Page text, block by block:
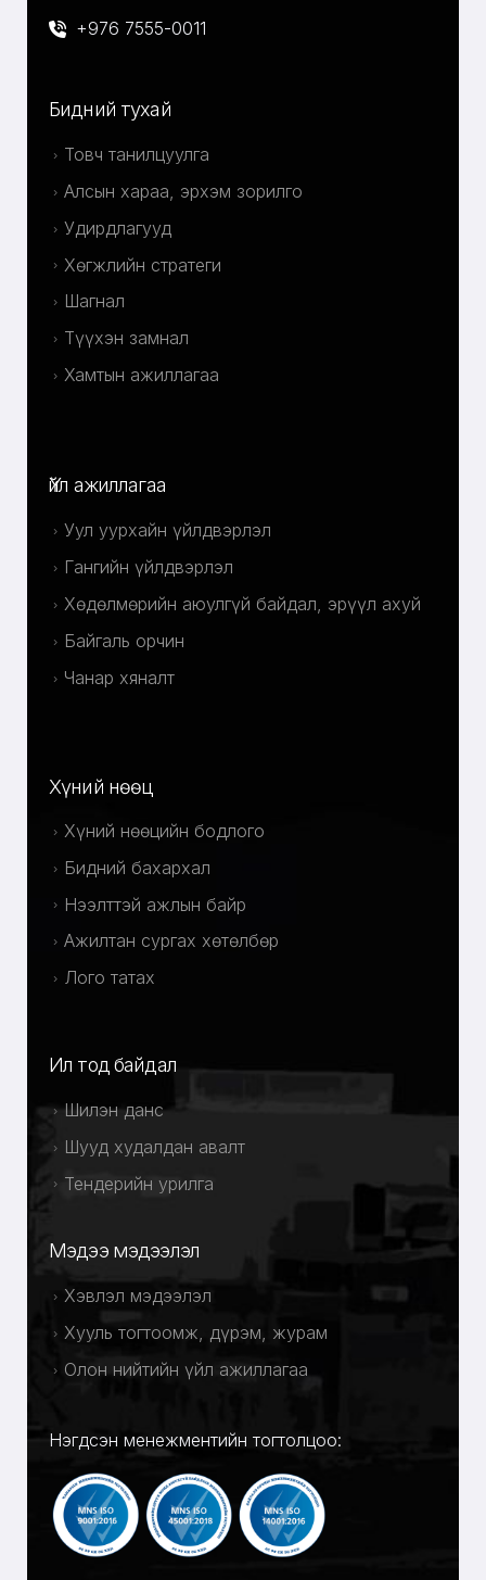
+976 7555-0011
Бидний тухай
Товч танилцуулга
Алсын хараа, эрхэм зорилго
Удирдлагууд
Хөгжлийн стратеги
Шагнал
Түүхэн замнал
Хамтын ажиллагаа
Үйл ажиллагаа
Уул уурхайн үйлдвэрлэл
Гангийн үйлдвэрлэл
Хөдөлмөрийн аюулгүй байдал, эрүүл ахуй
Байгаль орчин
Чанар хяналт
Хүний нөөц
Хүний нөөцийн бодлого
Бидний бахархал
Нээлттэй ажлын байр
Ажилтан сургах хөтөлбөр
Лого татах
Ил тод байдал
Шилэн данс
Шууд худалдан авалт
Тендерийн урилга
Мэдээ мэдээлэл
Хэвлэл мэдээлэл
Хууль тогтоомж, дүрэм, журам
Олон нийтийн үйл ажиллагаа
Нэгдсэн менежментийн тогтолцоо: